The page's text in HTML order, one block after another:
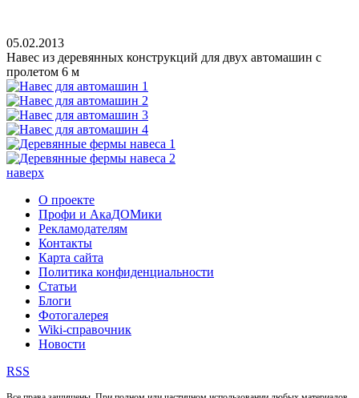
05.02.2013
Навес из деревянных конструкций для двух автомашин с
пролетом 6 м
наверх
О проекте
Профи и АкаДОМики
Рекламодателям
Контакты
Карта сайта
Политика конфиденциальности
Статьи
Блоги
Фотогалерея
Wiki-справочник
Новости
RSS